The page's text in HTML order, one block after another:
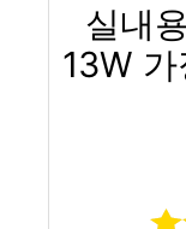
실내
13W